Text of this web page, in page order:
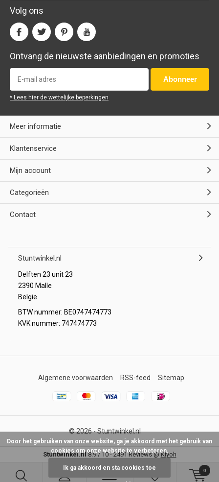
0
Volg ons
Ontvang de nieuwste aanbiedingen en promoties
Abonneer
* Lees hier de wettelijke beperkingen
Meer informatie
Klantenservice
Mijn account
Categorieën
Contact
Stuntwinkel.nl
Delften 23 unit 23
2390 Malle
Belgie
BTW nummer: BE0747474773
KVK nummer: 747474773
© 2026 -Stuntwinkel.nl
Algemene voorwaarden RSS-feed Sitemap
Stuntwinkel.nl 8.9/ 10-2491Reviews @Kiyoh
Door het gebruiken van onze website, ga je akkoord met het gebruik van
cookies om onze website te verbeteren.
Ik ga akkoord en sta cookies toe